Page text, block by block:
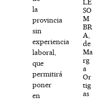
la
provincia
sin
experiencia
laboral,
que
permitirá
poner
en
LE
SO
M
BR
A,
de
Ma
rg
a
Or
tig
as